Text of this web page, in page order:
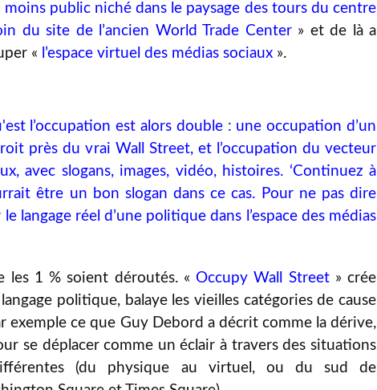
public niché dans le paysage des tours du centre
du site de l’ancien World Trade Center» et de là a
« l’espace virtuel des médias sociaux ».
l’occupation est alors double : une occupation d’un
près du vrai Wall Street, et l’occupation du vecteur
avec slogans, images, vidéo, histoires. ‘Continuez à
être un bon slogan dans ce cas. Pour ne pas dire
langage réel d’une politique dans l’espace des médias
les 1 % soient déroutés. « Occupy Wall Street» crée
politique, balaye les vieilles catégories de cause
exemple ce que Guy Debord a décrit comme la dérive,
se déplacer comme un éclair à travers des situations
(du physique au virtuel, ou du sud de